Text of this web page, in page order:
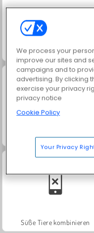
Grand Mahjong Connect
Jewel Pets Match
Süße Tiere kombinieren
We process your
improve our sites and
campaigns and to
advertising. By clicking
exercise your privacy
privacy notice
Cookie Policy
Your Privacy